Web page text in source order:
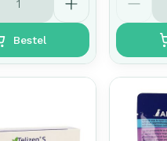
Bestel